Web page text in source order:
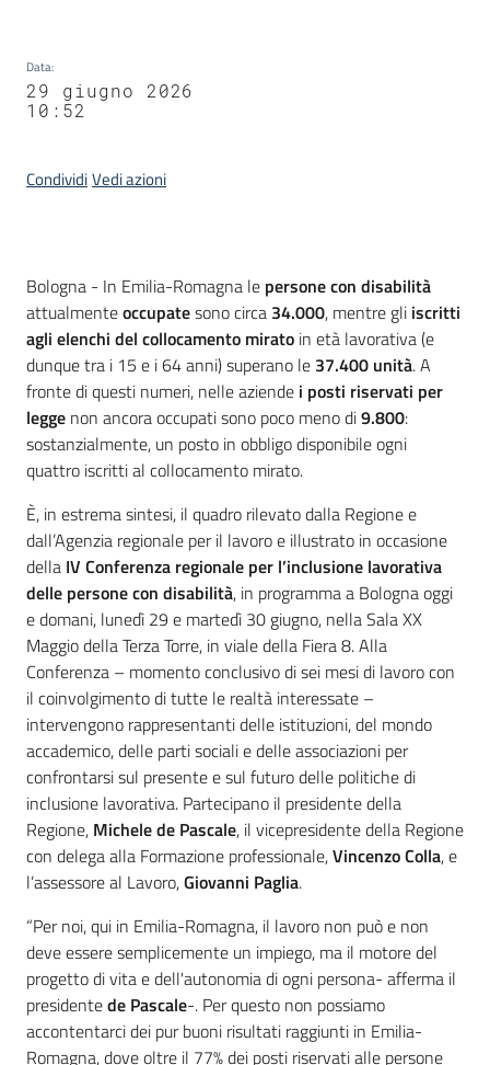
Data:
29 giugno 2026
10:52
CondividiVedi azioni
Contenuto
Bologna - In Emilia-Romagna le persone con disabilità
attualmenteoccupatesono circa 34.000, mentre gli iscritti
agli elenchi del collocamento mirato in età lavorativa (e
dunque tra i 15 e i 64 anni) superano le 37.400 unità. A
fronte di questi numeri, nelle aziende i posti riservati per
legge non ancora occupati sono poco meno di9.800:
sostanzialmente, un posto in obbligo disponibile ogni
quattro iscritti al collocamento mirato.
È, in estrema sintesi, il quadro rilevato dalla Regione e
dall’Agenzia regionale per il lavoro e illustrato in occasione
della IV Conferenza regionale per l’inclusione lavorativa
delle persone con disabilità, in programma a Bologna oggi
e domani, lunedì 29 e martedì 30 giugno, nella Sala XX
Maggio della Terza Torre, in viale della Fiera 8. Alla
Conferenza – momento conclusivo di sei mesi di lavoro con
il coinvolgimento di tutte le realtà interessate –
intervengono rappresentanti delle istituzioni, del mondo
accademico, delle parti sociali e delle associazioni per
confrontarsi sul presente e sul futuro delle politiche di
inclusione lavorativa. Partecipano il presidente della
Regione, Michele de Pascale, il vicepresidente della Regione
con delega alla Formazione professionale,Vincenzo Colla, e
l’assessore al Lavoro,Giovanni Paglia.
“Per noi, qui in Emilia-Romagna, il lavoro non può e non
deve essere semplicemente un impiego, ma il motore del
progetto di vita e dell'autonomia di ogni persona- afferma il
presidentede Pascale-. Per questo non possiamo
accontentarci dei pur buoni risultati raggiunti in Emilia-
Romagna, dove oltre il 77% dei posti riservati alle persone